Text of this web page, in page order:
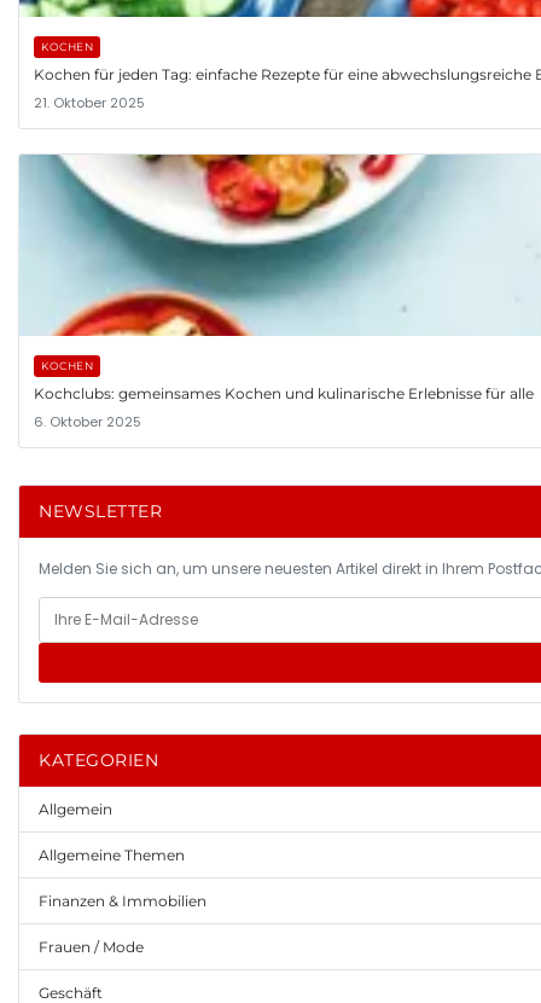
KOCHEN
Kochen für jeden Tag: einfache Rezepte für eine abwechslungsreiche
21. Oktober 2025
KOCHEN
Kochclubs: gemeinsames Kochen und kulinarische Erlebnisse für alle
6. Oktober 2025
NEWSLETTER
Melden Sie sich an, um unsere neuesten Artikel direkt in Ihrem
KATEGORIEN
Allgemein
Allgemeine Themen
Finanzen & Immobilien
Frauen / Mode
Geschäft